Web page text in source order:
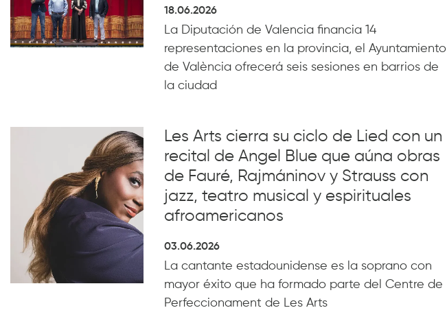
18.06.2026
La Diputación de Valencia financia 14
representaciones en la provincia, el Ayuntamiento
de València ofrecerá seis sesiones en barrios de
la ciudad
Les Arts cierra su ciclo de Lied con un
recital de Angel Blue que aúna obras
de Fauré, Rajmáninov y Strauss con
jazz, teatro musical y espirituales
afroamericanos
03.06.2026
La cantante estadounidense es la soprano con
mayor éxito que ha formado parte del Centre de
Perfeccionament de Les Arts